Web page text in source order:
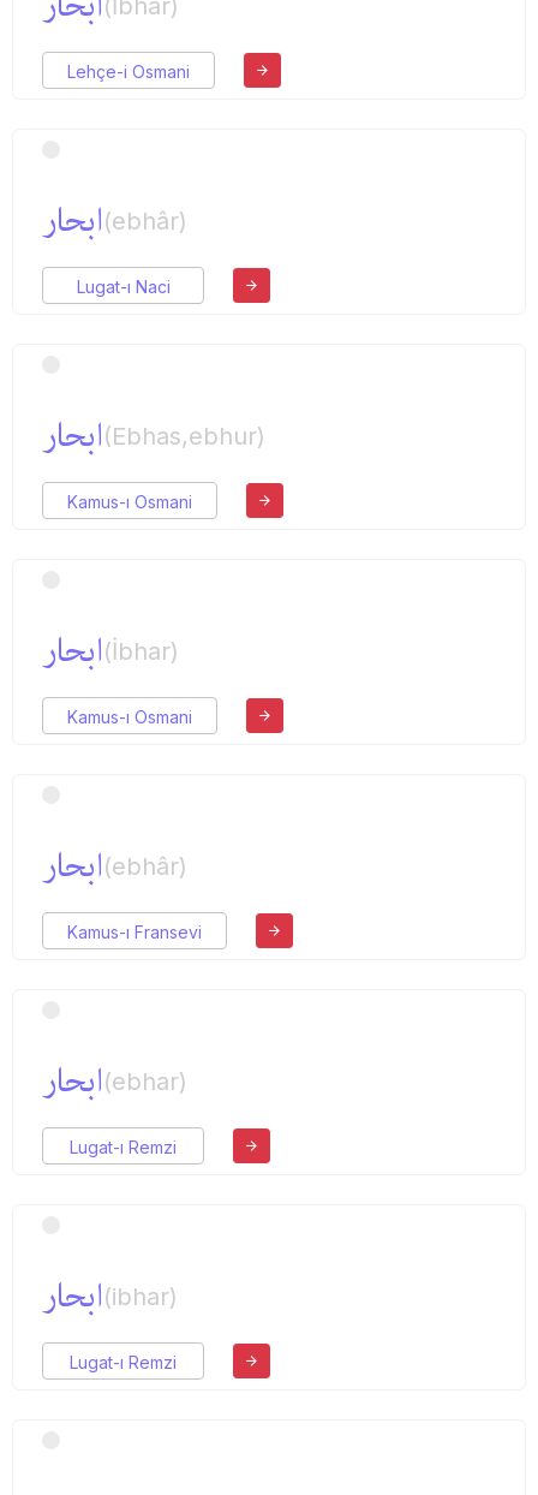
(İbhar)
Lehçe-i Osmani
ابحار(ebhâr)
Lugat-ı Naci
ابحار(Ebhas,ebhur)
Kamus-ı Osmani
ابحار(İbhar)
Kamus-ı Osmani
ابحار(ebhâr)
Kamus-ı Fransevi
ابحار(ebhar)
Lugat-ı Remzi
ابحار(ibhar)
Lugat-ı Remzi